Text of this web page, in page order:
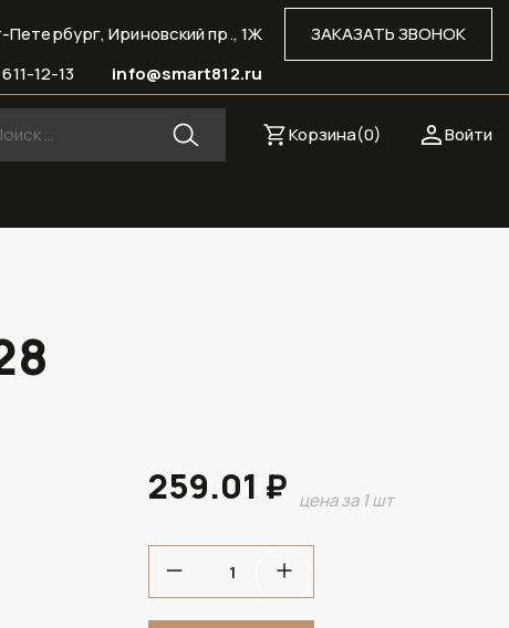
ЗАКАЗАТЬ ЗВОНОК
Петербург, Ириновский пр., 1Ж
info@smart812.ru
12-13
Войти
Корзина(0)
259.01 ₽ цена за 1 шт